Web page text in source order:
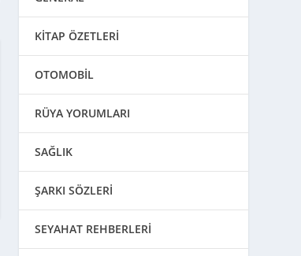
KİTAP ÖZETLERİ
OTOMOBİL
RÜYA YORUMLARI
SAĞLIK
ŞARKI SÖZLERİ
SEYAHAT REHBERLERİ